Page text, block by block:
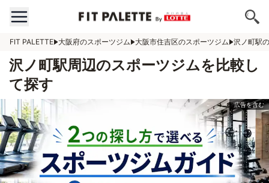
FIT PALETTE 大阪府のスポーツジム 大阪市住吉区のスポーツジム 沢ノ町駅
沢ノ町駅周辺のスポーツジムを比較し
て探す